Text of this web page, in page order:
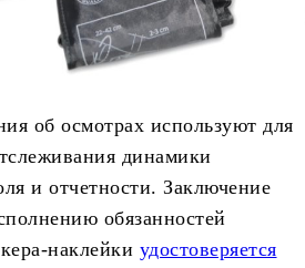
об осмотрах используют для
динамики
и отчетности. Заключение
обязанностей
наклейки удостоверяется